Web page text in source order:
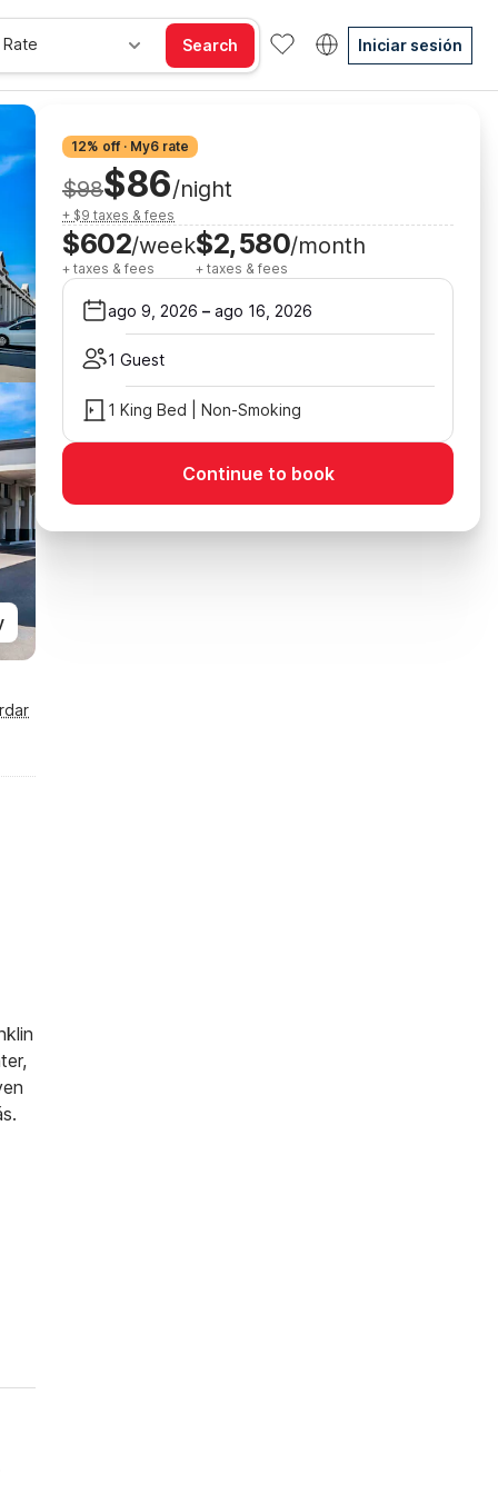
Search Iniciar sesión
12% off · My6 rate
$98$86/night
+ $9 taxes & fees
$602/week
+ taxes & fees
$2,580/month
+ taxes & fees
ago 9, 2026 – ago 16, 2026
1 Guest
1 King Bed | Non-Smoking
Continue to book